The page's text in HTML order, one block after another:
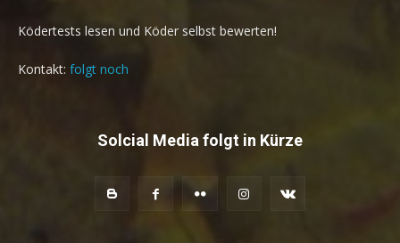
Ködertests lesen und Köder selbst bewerten!
Kontakt: folgt noch
Solcial Media folgt in Kürze